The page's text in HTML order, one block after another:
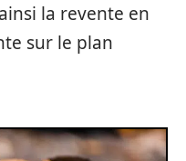
la revente en
sur le plan